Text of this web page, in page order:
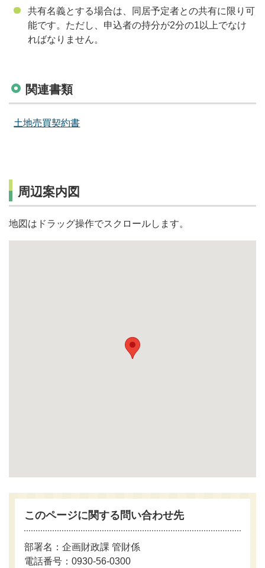
共有名義とする場合は、同居予定者との共有に限り可
能です。ただし、申込者の持分が2分の1 以上でなけ
ればなりません。
関連書類
土地売買契約書
周辺案内図
地図はドラッグ操作でスクロールします。
このページに関する問い合わせ先
部署名：企画財政課 管財係
電話番号：0930-56-0300